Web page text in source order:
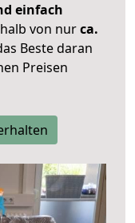
einfach
von nurca.
Beste daran
Preisen